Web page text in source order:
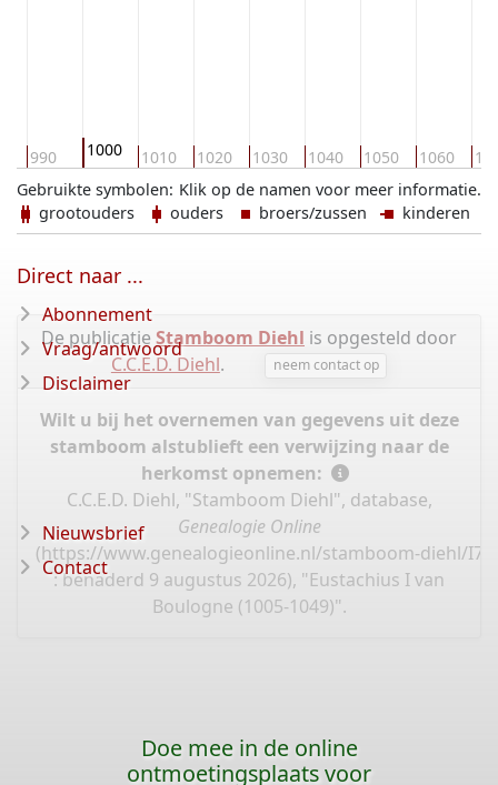
990 1000 1010 1020 1030 1040 1050 1060
Klik op de namen voor meer informatie.
Gebruikte symbolen:
grootouders
ouders broers/zussen kinderen
De publicatie Stamboom Diehl is opgesteld door
C.C.E.D. Diehl. neem contact op
Wilt u bij het overnemen van gegevens uit deze
stamboom alstublieft een verwijzing naar de
herkomst opnemen:
C.C.E.D. Diehl, "Stamboom Diehl", database,
Genealogie Online
(https://www.genealogieonline.nl/stamboom-diehl/
: benaderd 9 augustus 2026), "Eustachius I van
Boulogne (1005-1049)".
Direct naar ...
Abonnement
Vraag/antwoord
Disclaimer
Nieuwsbrief
Contact
Doe mee in de online
ontmoetingsplaats voor